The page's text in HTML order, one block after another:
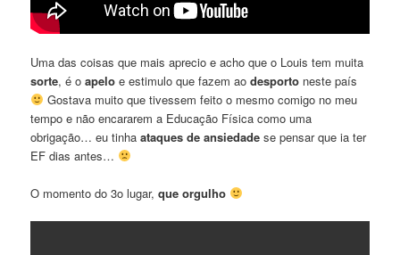
Uma das coisas que mais aprecio e acho que o Louis tem muita
sorte, é oapelo e estimulo que fazem aodesporto neste país
Gostava muito que tivessem feito o mesmo comigo no meu
tempo e não encararem a Educação Física como uma
obrigação… eu tinhaataques de ansiedade se pensar que ia ter
EF dias antes…
O momento do 3o lugar,que orgulho